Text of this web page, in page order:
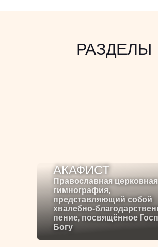
РАЗДЕЛЫ
АКАФИСТ
Православная церковная
гимнография,
представляющий собой
хвалебно-
пение, посвящённое
Богу